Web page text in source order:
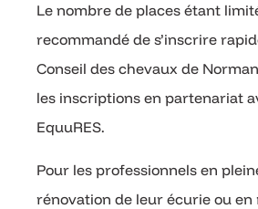
Le nombre de places étant
recommandé de s’inscrire
Conseil des chevaux de
les inscriptions en partenariat
EquuRES.
Pour les professionnels en
rénovation de leur écurie ou